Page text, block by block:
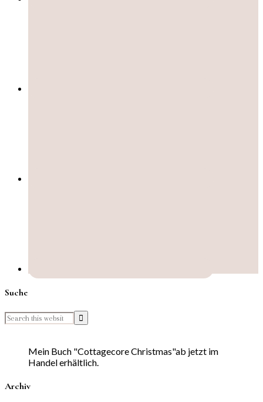
Suche
Mein Buch "Cottagecore Christmas"ab jetzt im
Handel erhältlich.
Archiv